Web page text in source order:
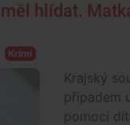
hlídat.
Krimi
Krajský
případem
pomoci